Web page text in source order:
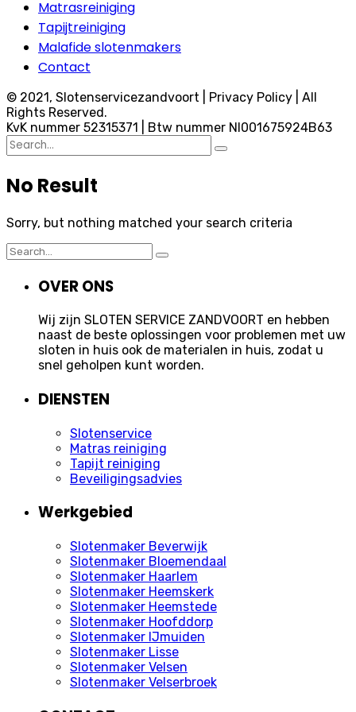
Matrasreiniging
Tapijtreiniging
Malafide slotenmakers
Contact
© 2021, Slotenservicezandvoort | Privacy Policy | All
Rights Reserved.
KvK nummer 52315371 | Btw nummer Nl001675924B63
Search
for:
No Result
Sorry, but nothing matched your search criteria
Search
for:
OVER ONS
Wij zijn SLOTEN SERVICE ZANDVOORT en hebben
naast de beste oplossingen voor problemen met uw
sloten in huis ook de materialen in huis, zodat u
snel geholpen kunt worden.
DIENSTEN
Slotenservice
Matras reiniging
Tapijt reiniging
Beveiligingsadvies
Werkgebied
Slotenmaker Beverwijk
Slotenmaker Bloemendaal
Slotenmaker Haarlem
Slotenmaker Heemskerk
Slotenmaker Heemstede
Slotenmaker Hoofddorp
Slotenmaker IJmuiden
Slotenmaker Lisse
Slotenmaker Velsen
Slotenmaker Velserbroek